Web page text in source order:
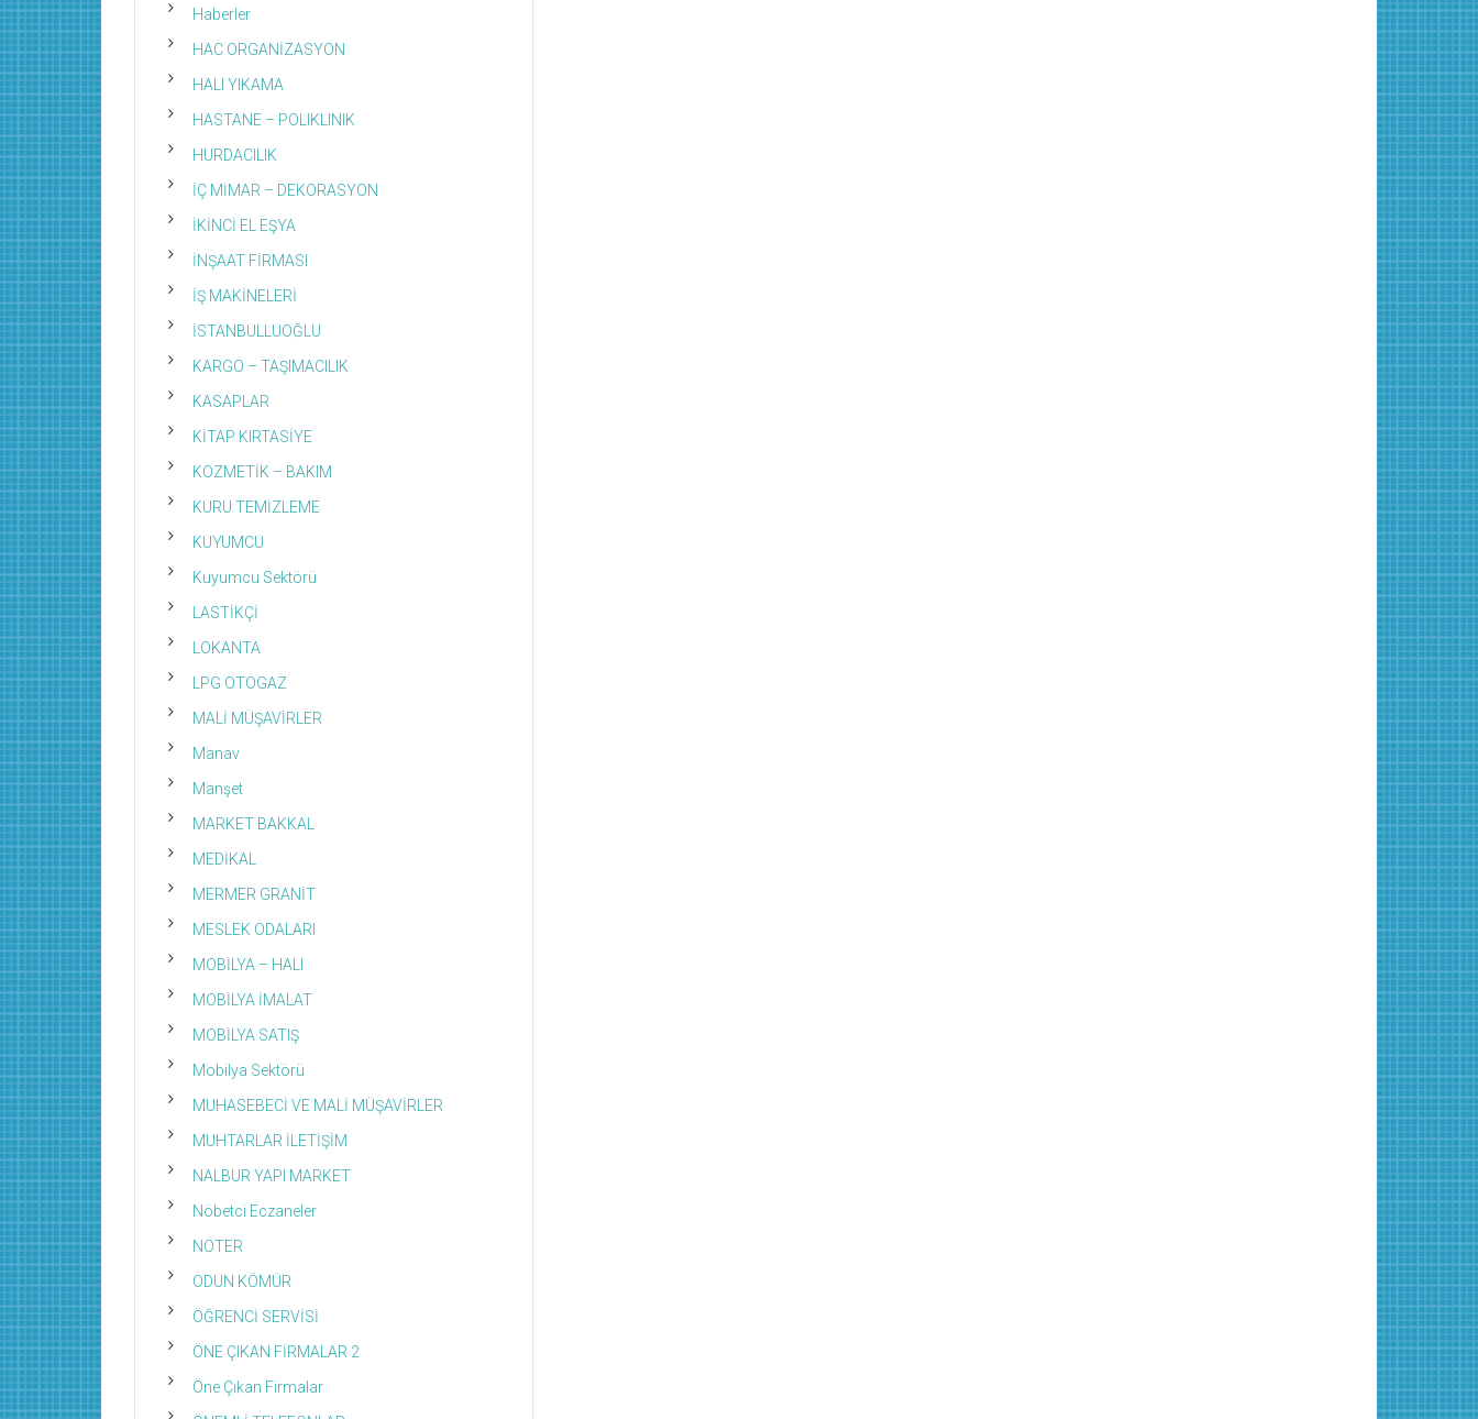
Haberler
HAC ORGANİZASYON
HALI YIKAMA
HASTANE – POLIKLINIK
HURDACILIK
İÇ MİMAR – DEKORASYON
İKİNCİ EL EŞYA
İNŞAAT FİRMASI
İŞ MAKİNELERİ
İSTANBULLUOĞLU
KARGO – TAŞIMACILIK
KASAPLAR
KİTAP KIRTASİYE
KOZMETİK – BAKIM
KURU TEMİZLEME
KUYUMCU
Kuyumcu Sektörü
LASTİKÇİ
LOKANTA
LPG OTOGAZ
MALİ MÜŞAVİRLER
Manav
Manşet
MARKET BAKKAL
MEDİKAL
MERMER GRANİT
MESLEK ODALARI
MOBİLYA – HALI
MOBİLYA İMALAT
MOBİLYA SATIŞ
Mobilya Sektörü
MUHASEBECİ VE MALİ MÜŞAVİRLER
MUHTARLAR İLETİŞİM
NALBUR YAPI MARKET
Nöbetci Eczaneler
NOTER
ODUN KÖMÜR
ÖĞRENCİ SERVİSİ
ÖNE ÇIKAN FİRMALAR 2
Öne Çıkan Firmalar